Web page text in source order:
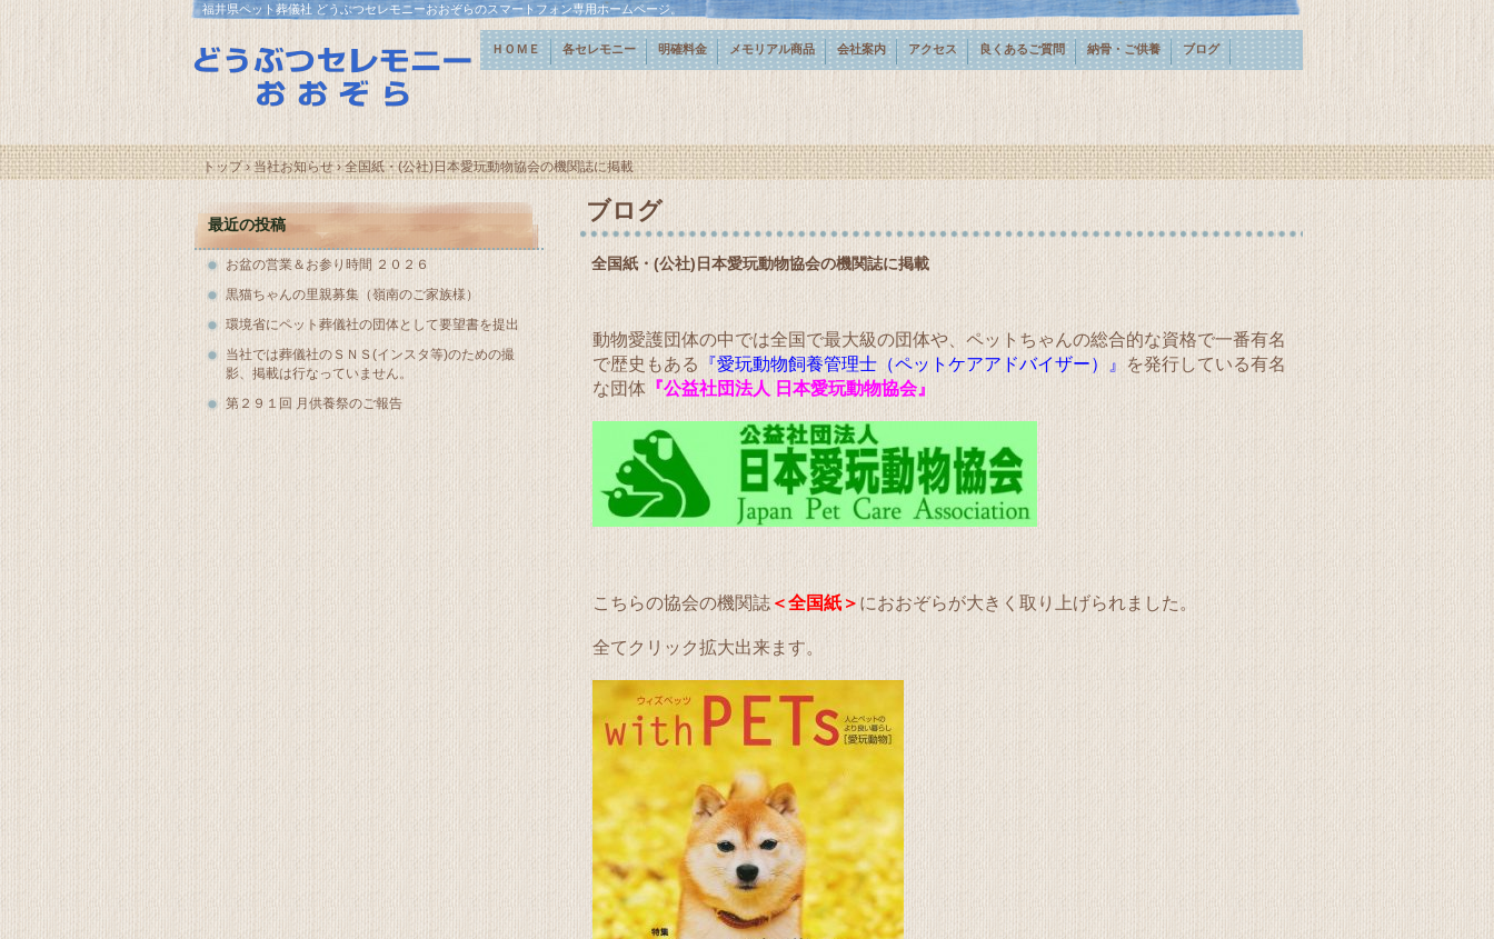
福井県ペット葬儀社 どうぶつセレモニーおおぞらのスマートフォン専用ホームページ。
ＨＯＭＥ 各セレモニー 明確料金 メモリアル商品 会社案内 アクセス 良くあるご質問 納骨・ご供養 ブログ
トップ›当社お知らせ›全国紙・(公社)日本愛玩動物協会の機関誌に掲載
ブログ
全国紙・(公社)日本愛玩動物協会の機関誌に掲載
動物愛護団体の中では全国で最大級の団体や、ペットちゃんの総合的な資格で一番有名
で歴史もある
『愛玩動物飼養管理士（ペットケアアドバイザー）』
を発行している有名
な団体 『公益社団法人 日本愛玩動物協会』
こちらの協会の機関誌 ＜全国紙＞ におおぞらが大きく取り上げられました。
全てクリック拡大出来ます。
最近の投稿
お盆の営業＆お参り時間 ２０２６
黒猫ちゃんの里親募集（嶺南のご家族様）
環境省にペット葬儀社の団体として要望書を提出
当社では葬儀社のＳＮＳ(インスタ等)のための撮
影、掲載は行なっていません。
第２９１回 月供養祭のご報告